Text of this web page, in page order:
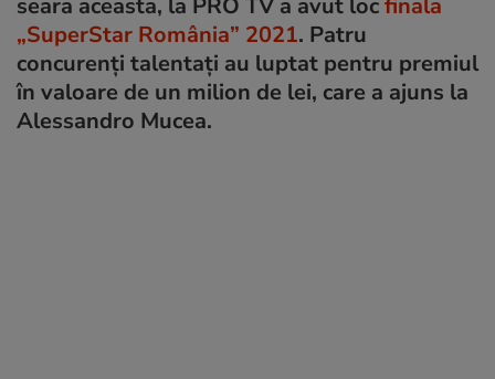
„SuperStar România” 2021. Patru
concurenți talentați au luptat pentru premiul
în valoare de un milion de lei, care a ajuns la
Alessandro Mucea.